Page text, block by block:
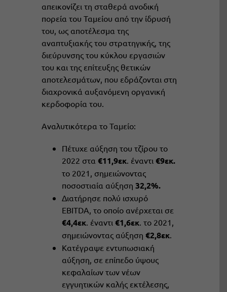
απεικονίζει τη σταθερά ανοδική
πορεία του Ταμείου από την ίδρυσή
του, ως αποτέλεσμα της
αναπτυξιακής του στρατηγικής, της
διεύρυνσης του κύκλου εργασιών
του και της επίτευξης θετικών
αποτελεσμάτων, που εδράζονται στη
διαχρονικά αυξανόμενη οργανική
κερδοφορία του.
Αναλυτικότερα το Ταμείο:
Πέτυχε αύξηση του τζίρου το
2022 στα €11,9εκ. έναντι €9εκ.
το 2021, σημειώνοντας
ποσοστιαία αύξηση 32,2%.
Διατήρησε πολύ ισχυρό
EBIΤDA, το οποίο ανέρχεται σε
€4,4εκ. έναντι €1,6εκ. το 2021,
σημειώνοντας αύξηση €2,8εκ.
Κατέγραψε εντυπωσιακή
αύξηση, σε επίπεδο ύψους
κεφαλαίων των νέων
εγγυητικών καλής εκτέλεσης,